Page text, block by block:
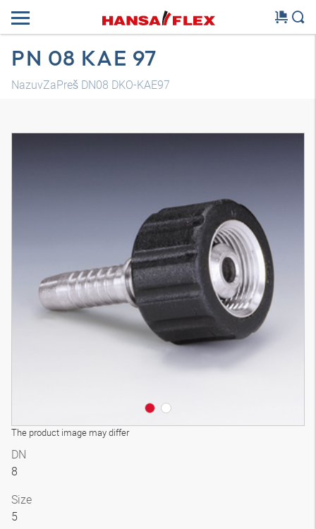
PN 08 KAE 97
NazuvZaPreš DN08 DKO-KAE97
The product image may differ
DN
8
Size
5